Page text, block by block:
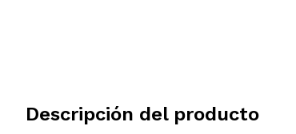
Descripción del producto